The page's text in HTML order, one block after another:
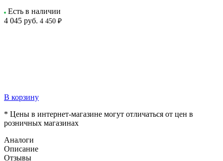
Есть в наличии
4 045 руб. 4 450 ₽
В корзину
* Цены в интернет-магазине могут отличаться от цен в
розничных магазинах
Аналоги
Описание
Отзывы